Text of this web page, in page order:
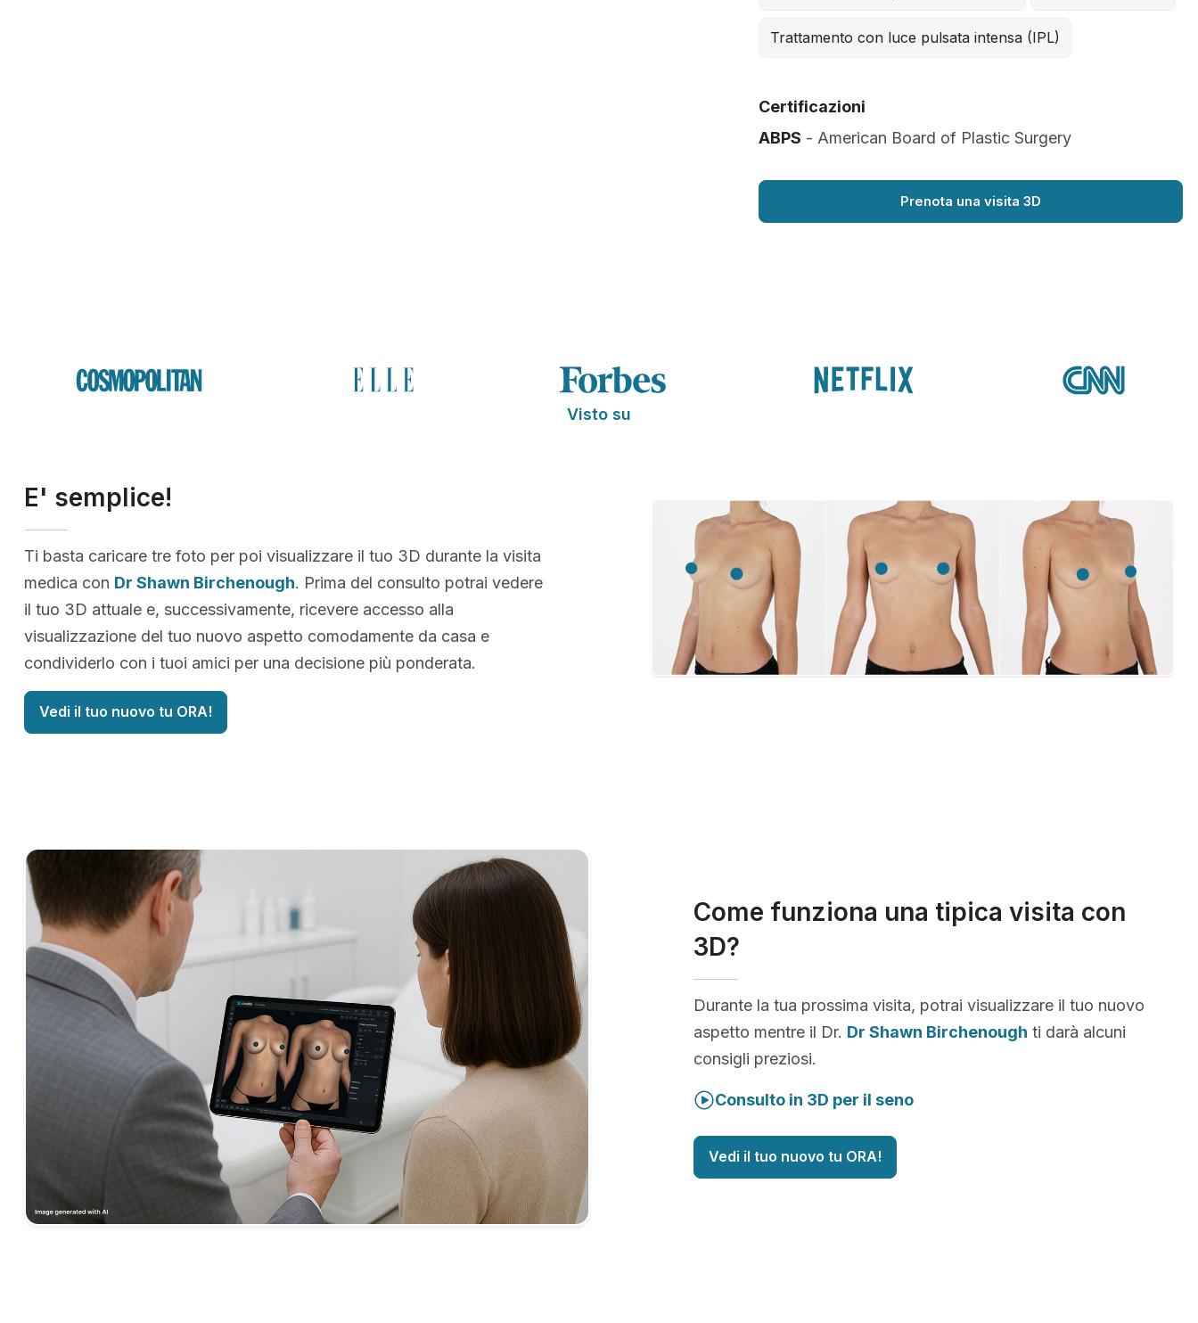
Trattamento con luce pulsata intensa (IPL)
Certificazioni
ABPS - American Board of Plastic Surgery
Prenota una visita 3D
Visto su
E' semplice!
Ti basta caricare tre foto per poi visualizzare il tuo 3D durante la visita
medica con Dr Shawn Birchenough. Prima del consulto potrai vedere
il tuo 3D attuale e, successivamente, ricevere accesso alla
visualizzazione del tuo nuovo aspetto comodamente da casa e
condividerlo con i tuoi amici per una decisione più ponderata.
Vedi il tuo nuovo tu ORA!
Come funziona una tipica visita con
3D?
Durante la tua prossima visita, potrai visualizzare il tuo nuovo
aspetto mentre il Dr. Dr Shawn Birchenough ti darà alcuni
consigli preziosi.
Consulto in 3D per il seno
Vedi il tuo nuovo tu ORA!